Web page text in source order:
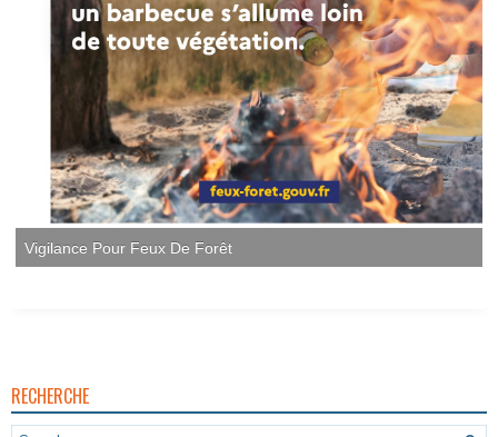
Vigilance Pour Feux De Forêt
RECHERCHE